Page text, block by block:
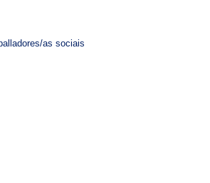
as sociais